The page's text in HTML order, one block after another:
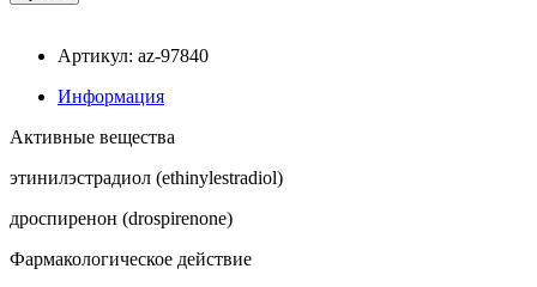
Артикул: az-97840
Информация
Активные вещества
этинилэстрадиол (ethinylestradiol)
дроспиренон (drospirenone)
Фармакологическое действие